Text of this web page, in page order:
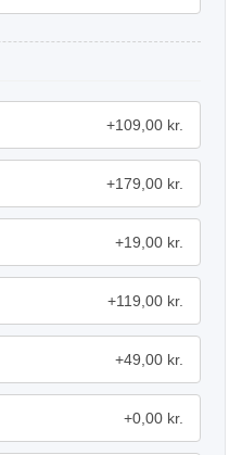
+109,00 kr.
+179,00 kr.
+19,00 kr.
+119,00 kr.
+49,00 kr.
+0,00 kr.